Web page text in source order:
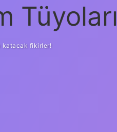
Tüyoları
katacak fikirler!